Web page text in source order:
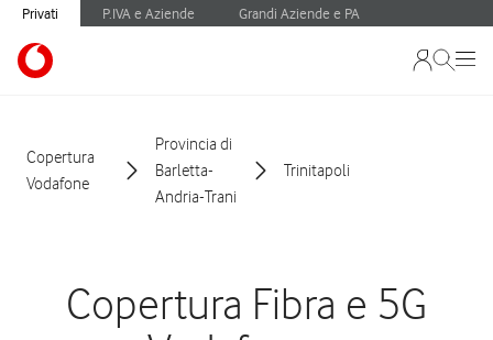
Privati P.IVA e Aziende Grandi Aziende e PA
Copertura
Vodafone
Provincia di
Barletta-
Andria-Trani
Trinitapoli
Copertura Fibra e 5G